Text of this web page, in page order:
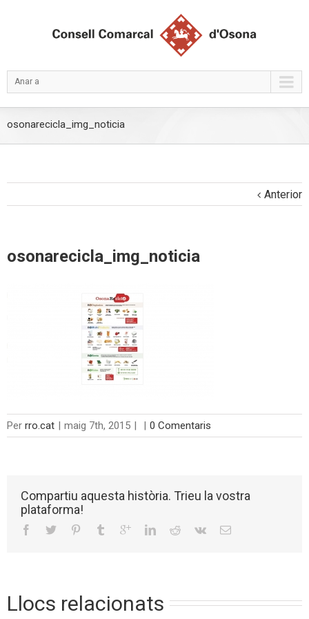
Anar a
osonarecicla_img_noticia
Anterior
osonarecicla_img_noticia
Per rro.cat | maig 7th, 2015 | | 0 Comentaris
Compartiu aquesta història. Trieu la vostra
plataforma!
Llocs relacionats